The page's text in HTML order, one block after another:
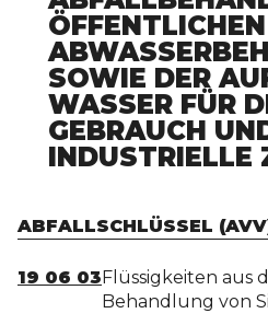
ÖFFENTLICHEN
SOWIE DER
WASSER FÜR
GEBRAUCH
INDUSTRIELLE
ABFALLSCHLÜSSEL
19 06 03Flüssigkeiten aus
Behandlung von